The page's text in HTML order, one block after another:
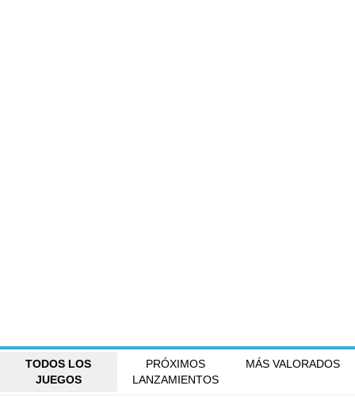
TODOS LOS
JUEGOS
PRÓXIMOS
LANZAMIENTOS
MÁS VALORADOS